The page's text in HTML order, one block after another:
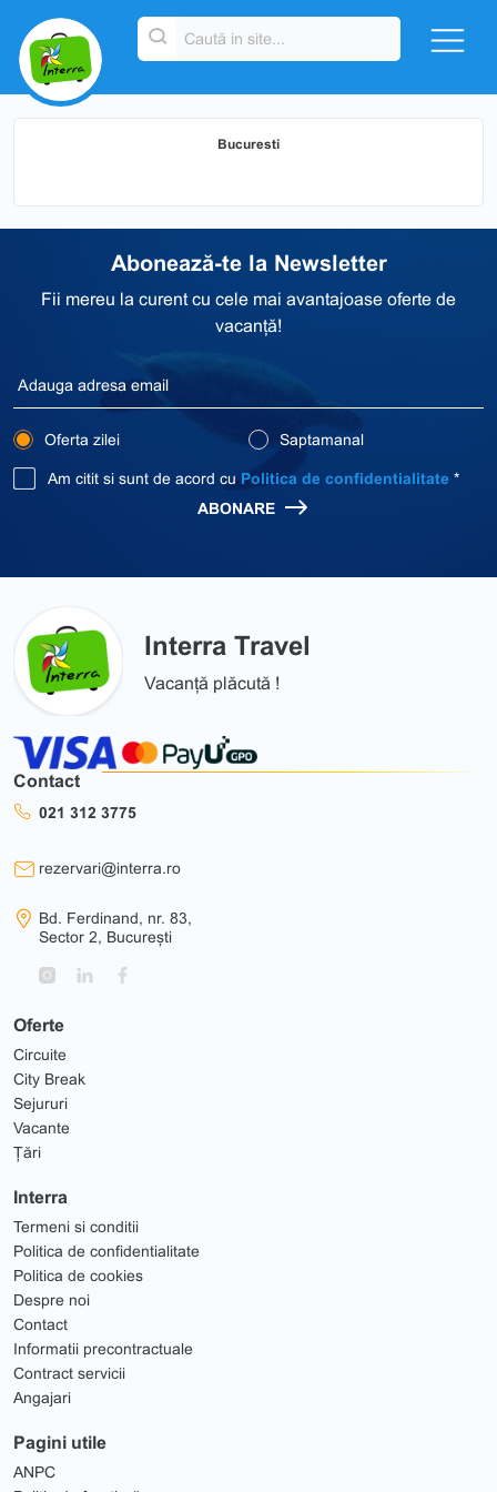
Bucuresti
Abonează-te la Newsletter
Fii mereu la curent cu cele mai avantajoase oferte de
vacanță!
Oferta zilei Saptamanal
Am citit si sunt de acord cu Politica de confidentialitate *
ABONARE
Interra Travel
Vacanță plăcută !
Oferte
Circuite
City Break
Sejururi
Vacante
Țări
Interra
Termeni si conditii
Politica de confidentialitate
Politica de cookies
Despre noi
Contact
Informatii precontractuale
Contract servicii
Angajari
Pagini utile
ANPC
Contact
021 312 3775
rezervari@interra.ro
Bd. Ferdinand, nr. 83,
Sector 2, București